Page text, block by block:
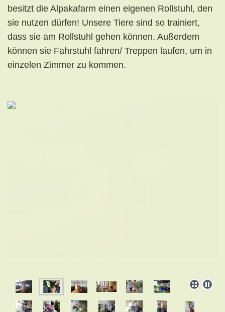
besitzt die Alpakafarm einen eigenen Rollstuhl, den
sie nutzen dürfen! Unsere Tiere sind so trainiert,
dass sie am Rollstuhl gehen können. Außerdem
können sie Fahrstuhl fahren/ Treppen laufen, um in
einzelen Zimmer zu kommen.